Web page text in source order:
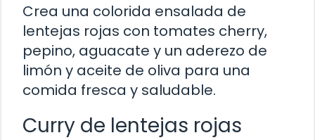
Crea una colorida ensalada de
lentejas rojas con tomates cherry,
pepino, aguacate y un aderezo de
limón y aceite de oliva para una
comida fresca y saludable.
Curry de lentejas rojas